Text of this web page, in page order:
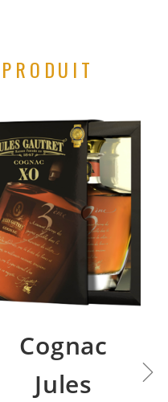
PRODUIT
Cognac
Jules